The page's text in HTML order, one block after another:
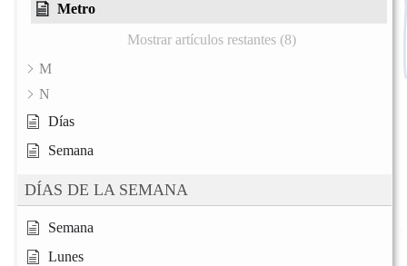
Metro
Mostrar artículos restantes (8)
M
N
Días
Semana
DÍAS DE LA SEMANA
Semana
Lunes